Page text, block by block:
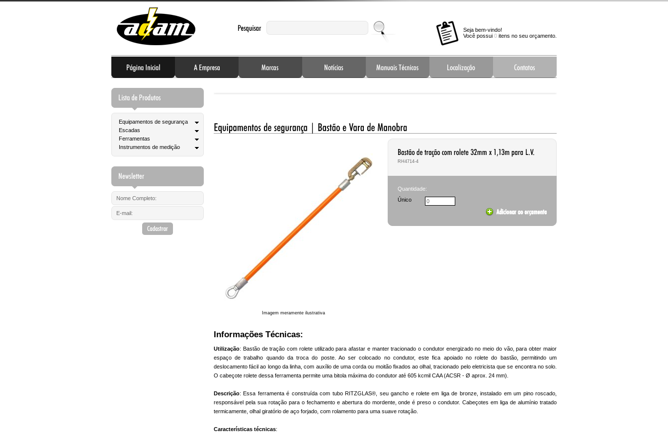
Seja bem-vindo!
Você possui 0 itens no seu orçamento.
Equipamentos de segurança
Escadas
Ferramentas
Instrumentos de medição
Imagem meramente ilustrativa
RH4714-4
Quantidade:
Único
Informações Técnicas:
Utilização: Bastão de tração com rolete utilizado para afastar e manter tracionado o condutor energizado no meio do vão, para obter maior
espaço de trabalho quando da troca do poste. Ao ser colocado no condutor, este fica apoiado no rolete do bastão, permitindo um
deslocamento fácil ao longo da linha, com auxílio de uma corda ou moitão fixados ao olhal, tracionado pelo eletricista que se encontra no solo.
O cabeçote rolete dessa ferramenta permite uma bitola máxima do condutor até 605 kcmil CAA (ACSR - Ø aprox. 24 mm).
Descrição: Essa ferramenta é construída com tubo RITZGLAS®, seu gancho e rolete em liga de bronze, instalado em um pino roscado,
responsável pela sua rotação para o fechamento e abertura do mordente, onde é preso o condutor. Cabeçotes em liga de alumínio tratado
termicamente, olhal giratório de aço forjado, com rolamento para uma suave rotação.
Características técnicas: